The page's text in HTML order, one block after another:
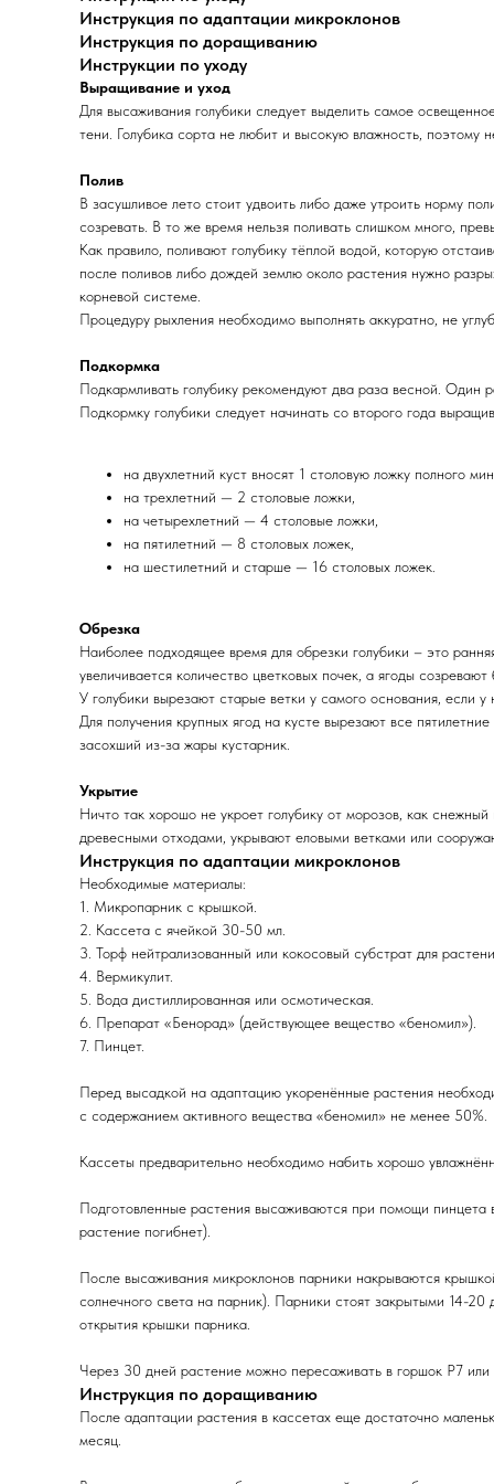
Инструкция по адаптации микроклонов
Инструкция по доращиванию
Инструкции по уходу
Выращивание и уход
Для высаживания голубики следует выделить самое
тени. Голубика сорта не любит и высокую влажность, поэтому
Полив
В засушливое лето стоит удвоить либо даже утроить норму
созревать. В то же время нельзя поливать слишком много,
Как правило, поливают голубику тёплой водой, которую
после поливов либо дождей землю около растения нужно
корневой системе.
Процедуру рыхления необходимо выполнять аккуратно, не
Подкормка
Подкармливать голубику рекомендуют два раза весной. Один
Подкормку голубики следует начинать со второго года
на двухлетний куст вносят 1 столовую ложку полного
на трехлетний — 2 столовые ложки,
на четырехлетний — 4 столовые ложки,
на пятилетний — 8 столовых ложек,
на шестилетний и старше — 16 столовых ложек.
Обрезка
Наиболее подходящее время для обрезки голубики – это
увеличивается количество цветковых почек, а ягоды созревают
У голубики вырезают старые ветки у самого основания, если
Для получения крупных ягод на кусте вырезают все
засохший из-за жары кустарник.
Укрытие
Ничто так хорошо не укроет голубику от морозов, как
древесными отходами, укрывают еловыми ветками или
Инструкция по адаптации микроклонов
Необходимые материалы:
1. Микропарник с крышкой.
2. Кассета с ячейкой 30-50 мл.
3. Торф нейтрализованный или кокосовый субстрат для
4. Вермикулит.
5. Вода дистиллированная или осмотическая.
6. Препарат «Бенорад» (действующее вещество «беномил»).
7. Пинцет.
Перед высадкой на адаптацию укоренённые растения
с содержанием активного вещества «беномил» не менее 50%.
Кассеты предварительно необходимо набить хорошо
Подготовленные растения высаживаются при помощи пинцета
растение погибнет).
После высаживания микроклонов парники накрываются
солнечного света на парник). Парники стоят закрытыми 14-
открытия крышки парника.
Через 30 дней растение можно пересаживать в горшок Р7 или
Инструкция по доращиванию
После адаптации растения в кассетах еще достаточно
месяц.